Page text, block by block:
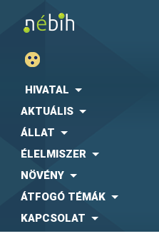
HIVATAL
AKTUÁLIS
ÁLLAT
ÉLELMISZER
NÖVÉNY
ÁTFOGÓ TÉMÁK
KAPCSOLAT